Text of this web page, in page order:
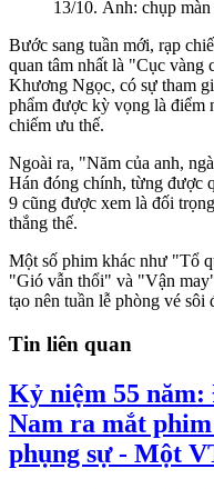
13/10. Ảnh: chụp màn
Bước sang tuần mới, rạp
quan tâm nhất là "Cục vàng
Khương Ngọc, có sự tham
phẩm được kỳ vọng là điểm
chiếm ưu thế.
Ngoài ra, "Năm của anh,
Hán đóng chính, từng được
9 cũng được xem là đối
thắng thế.
Một số phim khác như "Tổ
"Gió vẫn thổi" và "Vận
tạo nên tuần lễ phòng vé
Tin liên quan
Kỷ niệm 55
Nam ra mắt
phụng sự - Một